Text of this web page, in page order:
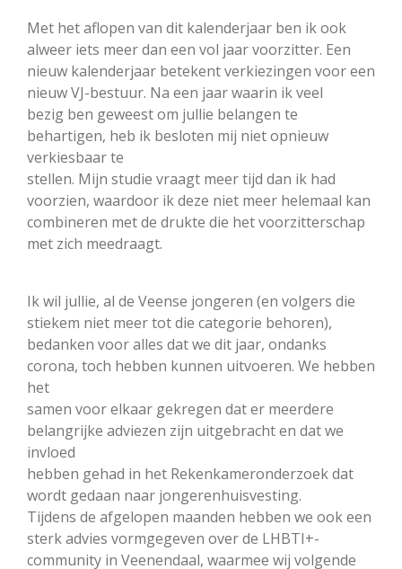
Met het aflopen van dit kalenderjaar ben ik ook
alweer iets meer dan een vol jaar voorzitter. Een
nieuw kalenderjaar betekent verkiezingen voor een
nieuw VJ-bestuur. Na een jaar waarin ik veel
bezig ben geweest om jullie belangen te
behartigen, heb ik besloten mij niet opnieuw
verkiesbaar te
stellen. Mijn studie vraagt meer tijd dan ik had
voorzien, waardoor ik deze niet meer helemaal kan
combineren met de drukte die het voorzitterschap
met zich meedraagt.
Ik wil jullie, al de Veense jongeren (en volgers die
stiekem niet meer tot die categorie behoren),
bedanken voor alles dat we dit jaar, ondanks
corona, toch hebben kunnen uitvoeren. We hebben
het
samen voor elkaar gekregen dat er meerdere
belangrijke adviezen zijn uitgebracht en dat we
invloed
hebben gehad in het Rekenkameronderzoek dat
wordt gedaan naar jongerenhuisvesting.
Tijdens de afgelopen maanden hebben we ook een
sterk advies vormgegeven over de LHBTI+-
community in Veenendaal, waarmee wij volgende